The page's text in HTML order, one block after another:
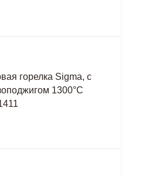
горелка Sigma, с
1300°C